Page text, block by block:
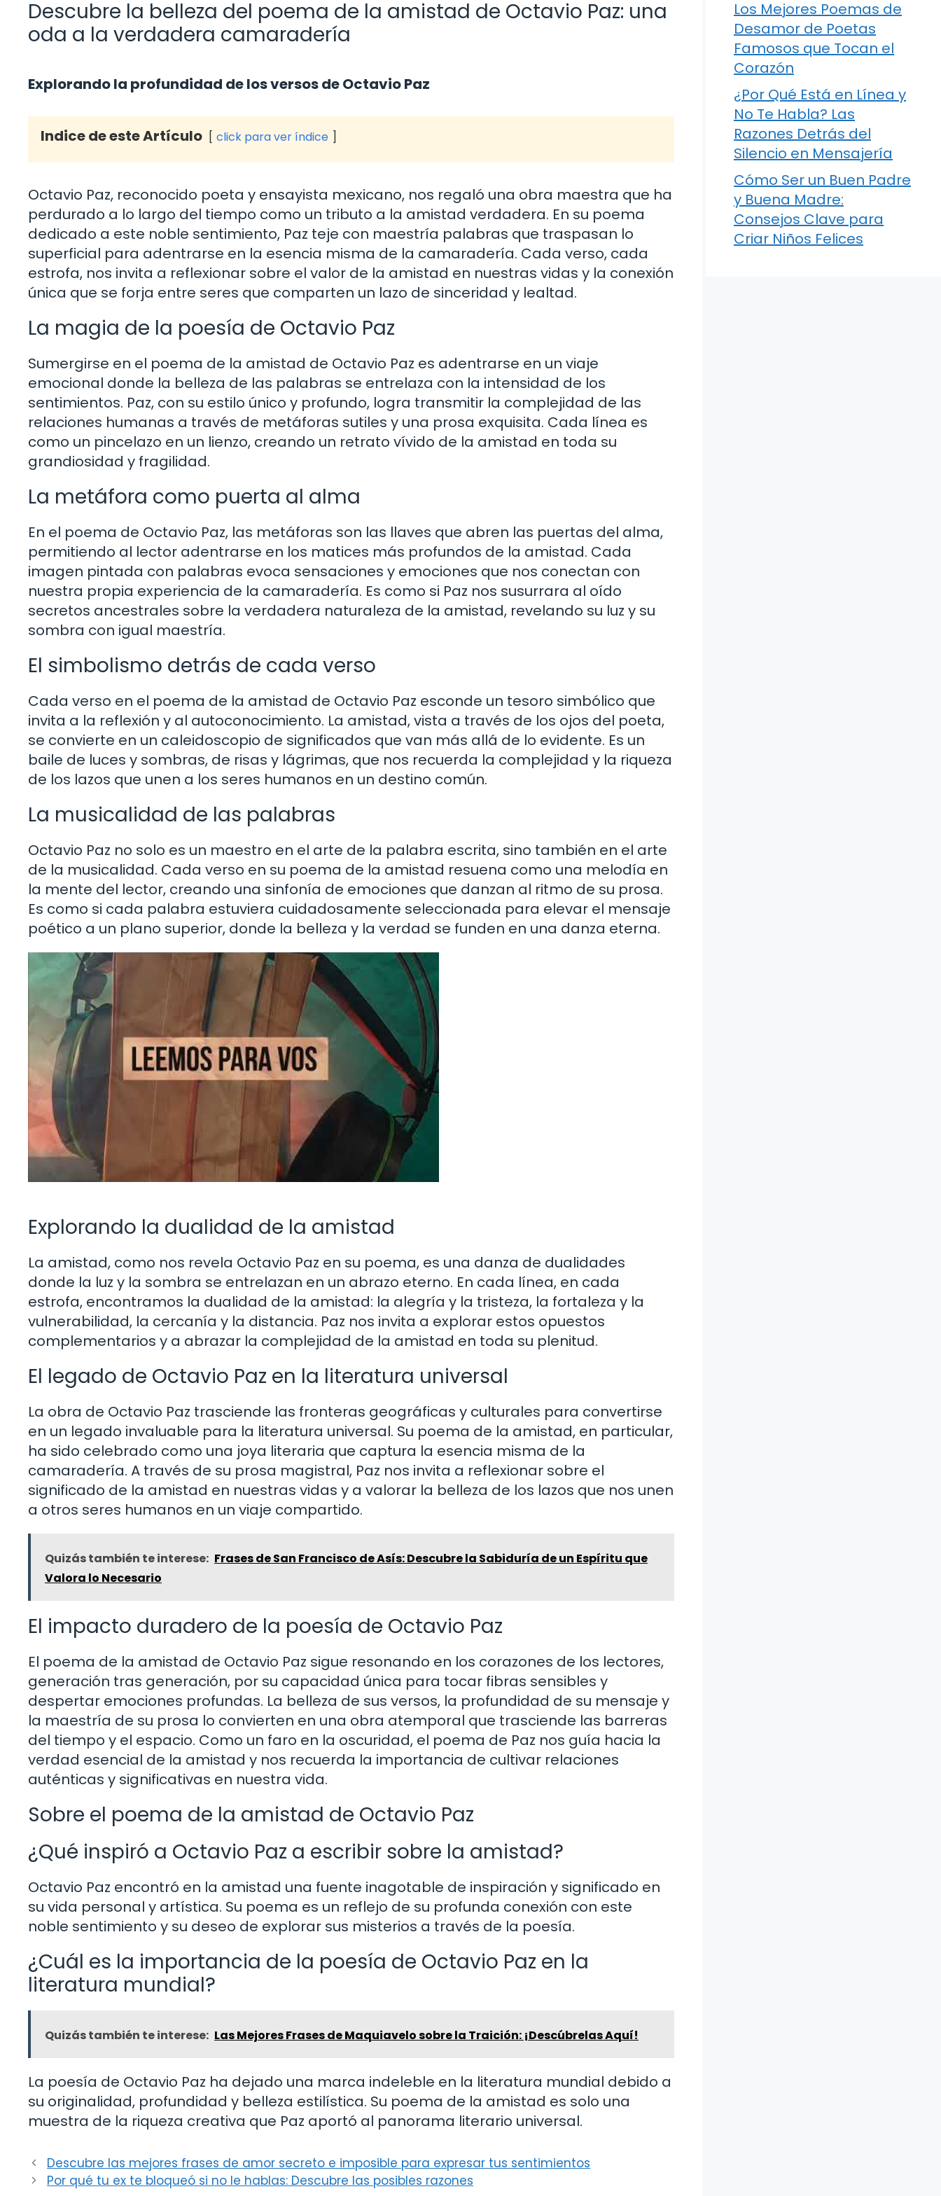
Descubre la belleza del poema de la amistad de Octavio Paz: una
oda a la verdadera camaradería
Explorando la profundidad de los versos de Octavio Paz
Indice de este Artículo click para ver índice
Octavio Paz, reconocido poeta y ensayista mexicano, nos regaló una obra maestra que ha
perdurado a lo largo del tiempo como un tributo a la amistad verdadera. En su poema
dedicado a este noble sentimiento, Paz teje con maestría palabras que traspasan lo
superficial para adentrarse en la esencia misma de la camaradería. Cada verso, cada
estrofa, nos invita a reflexionar sobre el valor de la amistad en nuestras vidas y la conexión
única que se forja entre seres que comparten un lazo de sinceridad y lealtad.
La magia de la poesía de Octavio Paz
Sumergirse en el poema de la amistad de Octavio Paz es adentrarse en un viaje
emocional donde la belleza de las palabras se entrelaza con la intensidad de los
sentimientos. Paz, con su estilo único y profundo, logra transmitir la complejidad de las
relaciones humanas a través de metáforas sutiles y una prosa exquisita. Cada línea es
como un pincelazo en un lienzo, creando un retrato vívido de la amistad en toda su
grandiosidad y fragilidad.
La metáfora como puerta al alma
En el poema de Octavio Paz, las metáforas son las llaves que abren las puertas del alma,
permitiendo al lector adentrarse en los matices más profundos de la amistad. Cada
imagen pintada con palabras evoca sensaciones y emociones que nos conectan con
nuestra propia experiencia de la camaradería. Es como si Paz nos susurrara al oído
secretos ancestrales sobre la verdadera naturaleza de la amistad, revelando su luz y su
sombra con igual maestría.
El simbolismo detrás de cada verso
Cada verso en el poema de la amistad de Octavio Paz esconde un tesoro simbólico que
invita a la reflexión y al autoconocimiento. La amistad, vista a través de los ojos del poeta,
se convierte en un caleidoscopio de significados que van más allá de lo evidente. Es un
baile de luces y sombras, de risas y lágrimas, que nos recuerda la complejidad y la riqueza
de los lazos que unen a los seres humanos en un destino común.
La musicalidad de las palabras
Octavio Paz no solo es un maestro en el arte de la palabra escrita, sino también en el arte
de la musicalidad. Cada verso en su poema de la amistad resuena como una melodía en
la mente del lector, creando una sinfonía de emociones que danzan al ritmo de su prosa.
Es como si cada palabra estuviera cuidadosamente seleccionada para elevar el mensaje
poético a un plano superior, donde la belleza y la verdad se funden en una danza eterna.
Explorando la dualidad de la amistad
La amistad, como nos revela Octavio Paz en su poema, es una danza de dualidades
donde la luz y la sombra se entrelazan en un abrazo eterno. En cada línea, en cada
estrofa, encontramos la dualidad de la amistad: la alegría y la tristeza, la fortaleza y la
vulnerabilidad, la cercanía y la distancia. Paz nos invita a explorar estos opuestos
complementarios y a abrazar la complejidad de la amistad en toda su plenitud.
El legado de Octavio Paz en la literatura universal
La obra de Octavio Paz trasciende las fronteras geográficas y culturales para convertirse
en un legado invaluable para la literatura universal. Su poema de la amistad, en particular,
ha sido celebrado como una joya literaria que captura la esencia misma de la
camaradería. A través de su prosa magistral, Paz nos invita a reflexionar sobre el
significado de la amistad en nuestras vidas y a valorar la belleza de los lazos que nos unen
a otros seres humanos en un viaje compartido.
Quizás también te interese: Frases de San Francisco de Asís: Descubre la Sabiduría de un Espíritu que
Valora lo Necesario
El impacto duradero de la poesía de Octavio Paz
El poema de la amistad de Octavio Paz sigue resonando en los corazones de los lectores,
generación tras generación, por su capacidad única para tocar fibras sensibles y
despertar emociones profundas. La belleza de sus versos, la profundidad de su mensaje y
la maestría de su prosa lo convierten en una obra atemporal que trasciende las barreras
del tiempo y el espacio. Como un faro en la oscuridad, el poema de Paz nos guía hacia la
verdad esencial de la amistad y nos recuerda la importancia de cultivar relaciones
auténticas y significativas en nuestra vida.
Sobre el poema de la amistad de Octavio Paz
¿Qué inspiró a Octavio Paz a escribir sobre la amistad?
Octavio Paz encontró en la amistad una fuente inagotable de inspiración y significado en
su vida personal y artística. Su poema es un reflejo de su profunda conexión con este
noble sentimiento y su deseo de explorar sus misterios a través de la poesía.
¿Cuál es la importancia de la poesía de Octavio Paz en la
literatura mundial?
Quizás también te interese: Las Mejores Frases de Maquiavelo sobre la Traición: ¡Descúbrelas Aquí!
La poesía de Octavio Paz ha dejado una marca indeleble en la literatura mundial debido a
su originalidad, profundidad y belleza estilística. Su poema de la amistad es solo una
muestra de la riqueza creativa que Paz aportó al panorama literario universal.
Descubre las mejores frases de amor secreto e imposible para expresar tus sentimientos
Por qué tu ex te bloqueó si no le hablas: Descubre las posibles razones
Los Mejores Poemas de
Desamor de Poetas
Famosos que Tocan el
Corazón
¿Por Qué Está en Línea y
No Te Habla? Las
Razones Detrás del
Silencio en Mensajería
Cómo Ser un Buen Padre
y Buena Madre:
Consejos Clave para
Criar Niños Felices